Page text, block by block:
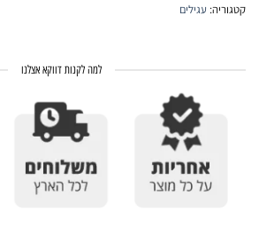
קטגוריה: עגילים
למה לקנות דווקא אצלנו